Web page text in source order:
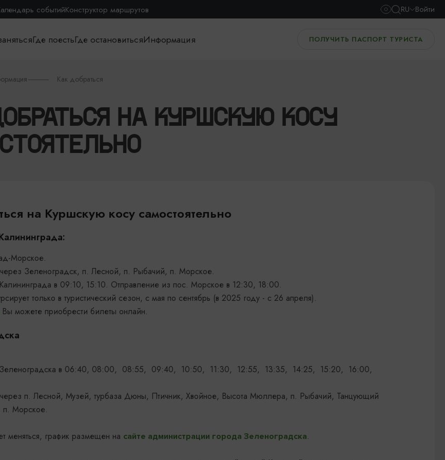
событийКонструктор маршрутов RU Войти
Где поестьГде остановитьсяИнформация ПОЛУЧИТЬ ПАСПОРТ ТУРИСТА
Как добраться
НА КУРШСКУЮ КОСУ
на Куршскую косу самостоятельно
Морское.
через Зеленоградск, п. Лесной, п. Рыбачий, п. Морское.
в 09:10, 15:10. Отправление из пос. Морское в 12:30, 18:00.
только в туристический сезон, с мая по сентябрь (в 2025 году - с 26 апреля).
Вы можете приобрести билеты онлайн.
Зеленоградска в 06:40, 08:00, 08:55, 09:40, 10:50, 11:30, 12:55, 13:35, 14:25, 15:20, 16:00,
через п. Лесной, Музей, турбаза Дюны, Птичник, Хвойное, Высота Мюллера, п. Рыбачий, Танцующий
п. Морское.
меняться, график размещен на сайте администрации города Зеленоградска.